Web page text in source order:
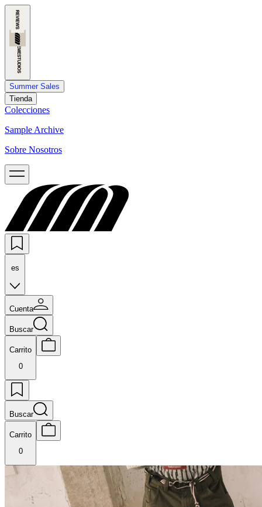
Summer Sales
Tienda
Colecciones
Sample Archive
Sobre Nosotros
es
Cuenta
Buscar
Carrito
0
Buscar
Carrito
0